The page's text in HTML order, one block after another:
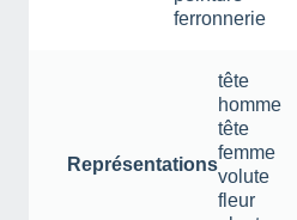
ferronnerie
Représentations
tête
homme
tête
femme
volute
fleur